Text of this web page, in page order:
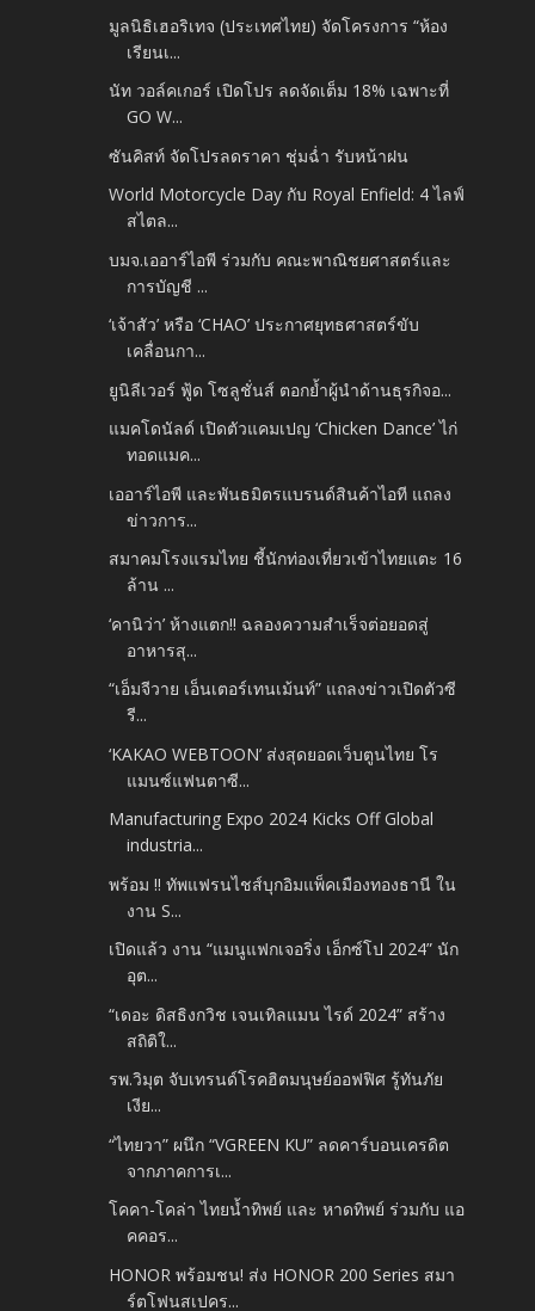
มูลนิธิเฮอริเทจ (ประเทศไทย) จัดโครงการ “ห้อง
เรียนเ...
นัท วอล์คเกอร์ เปิดโปร ลดจัดเต็ม 18% เฉพาะที่
GO W...
ซันคิสท์ จัดโปรลดราคา ชุ่มฉ่ำ รับหน้าฝน
World Motorcycle Day กับ Royal Enfield: 4 ไลฟ์
สไตล...
บมจ.เออาร์ไอพี ร่วมกับ คณะพาณิชยศาสตร์และ
การบัญชี ...
‘เจ้าสัว’ หรือ ‘CHAO’ ประกาศยุทธศาสตร์ขับ
เคลื่อนกา...
ยูนิลีเวอร์ ฟู้ด โซลูชั่นส์ ตอกย้ำผู้นำด้านธุรกิจอ...
แมคโดนัลด์ เปิดตัวแคมเปญ ‘Chicken Dance’ ไก่
ทอดแมค...
เออาร์ไอพี และพันธมิตรแบรนด์สินค้าไอที แถลง
ข่าวการ...
สมาคมโรงแรมไทย ชี้นักท่องเที่ยวเข้าไทยแตะ 16
ล้าน ...
‘คานิว่า’ ห้างแตก!! ฉลองความสำเร็จต่อยอดสู่
อาหารสุ...
“เอ็มจีวาย เอ็นเตอร์เทนเม้นท์” แถลงข่าวเปิดตัวซี
รี...
‘KAKAO WEBTOON’ ส่งสุดยอดเว็บตูนไทย โร
แมนซ์แฟนตาซี...
Manufacturing Expo 2024 Kicks Off Global
industria...
พร้อม !! ทัพแฟรนไชส์บุกอิมแพ็คเมืองทองธานี ใน
งาน S...
เปิดแล้ว งาน “แมนูแฟกเจอริ่ง เอ็กซ์โป 2024” นัก
อุต...
“เดอะ ดิสธิงกวิช เจนเทิลแมน ไรด์ 2024” สร้าง
สถิติใ...
รพ.วิมุต จับเทรนด์โรคฮิตมนุษย์ออฟฟิศ รู้ทันภัย
เงีย...
“ไทยวา” ผนึก “VGREEN KU” ลดคาร์บอนเครดิต
จากภาคการเ...
โคคา-โคล่า ไทยน้ำทิพย์ และ หาดทิพย์ ร่วมกับ แอ
คคอร...
HONOR พร้อมชน! ส่ง HONOR 200 Series สมา
ร์ตโฟนสเปคร...